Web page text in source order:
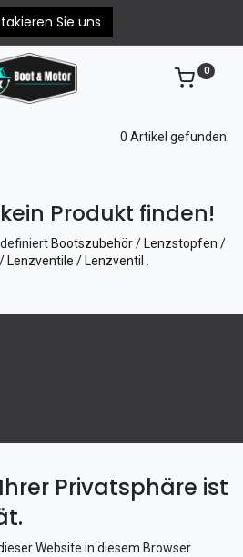
Sie uns
0
0 Artikel gefunden.
Produkt finden!
Bootszubehör / Lenzstopfen /
Lenzventile / Lenzventil
Privatsphäre ist
Website in diesem Browser